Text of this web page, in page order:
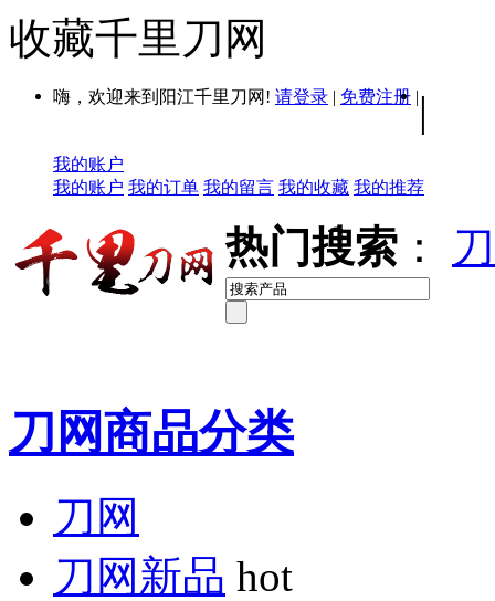
收藏千里刀网
嗨，欢迎来到阳江千里刀网! 请登录 | 免费注册 | |
我的账户
我的账户 我的订单 我的留言 我的收藏 我的推荐
热门搜索 ：
刀网商品分类
刀网
刀网新品 hot